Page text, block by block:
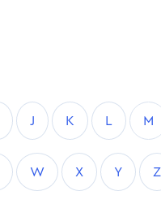
J K L M
W X Y Z